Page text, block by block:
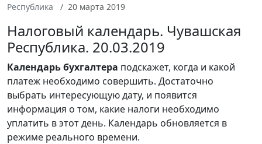
Республика
20 марта 2019
Налоговый календарь. Чувашская
Республика. 20.03.2019
Календарьбухгалтера подскажет, когда и какой
платеж необходимо совершить. Достаточно
выбрать интересующую дату, и появится
информация о том, какие налоги необходимо
уплатить в этот день. Календарь обновляется в
режиме реального времени.